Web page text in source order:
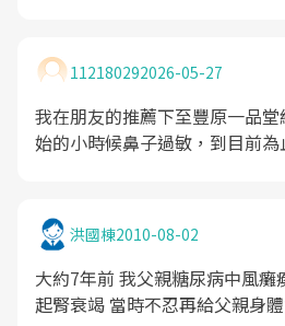
福和鼓勵，真得我真心推薦看到
本間的院長的專長醫診很多項
察時非常用心地問診，所以非
們，一定要提早掛號，也就是診
人的門診的病患，人多時，三樓
座。
112180292026-05-27
我在朋友的推薦下至豐原一品
始的小時候鼻子過敏，到目前為
患，院長還會仔細地交代每個人
洪國棟2010-08-02
大約7年前 我父親糖尿病中風癱瘓在床又因癌症治療引
起腎衰竭 當時不忍再給父親身體負擔 想尋求中醫治療